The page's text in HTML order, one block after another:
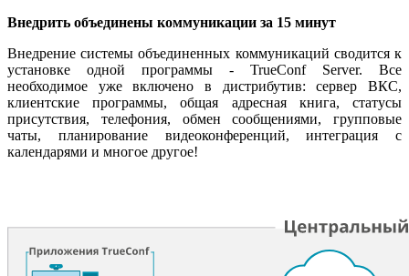
Внедрить объединены коммуникации за 15 минут
Внедрение системы объединенных коммуникаций сводится к
установке одной программы - TrueConf Server. Все
необходимое уже включено в дистрибутив: сервер ВКС,
клиентские программы, общая адресная книга, статусы
присутствия, телефония, обмен сообщениями, групповые
чаты, планирование видеоконференций, интеграция с
календарями и многое другое!